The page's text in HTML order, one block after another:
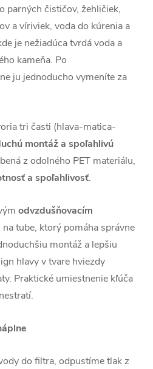
parných čističov, žehličiek,
a víriviek, voda do kúrenia a
je nežiadúca tvrdá voda a
kameňa. Po
ju jednoducho vymeníte za
tri časti (hlava-matica-
montáž a spoľahlivú
z odolného PET materiálu,
a spoľahlivosť.
odvzdušňovacím
tube, ktorý pomáha správne
montáž a lepšiu
hlavy v tvare hviezdy
Praktické umiestnenie kľúča
do filtra, odpustíme tlak z